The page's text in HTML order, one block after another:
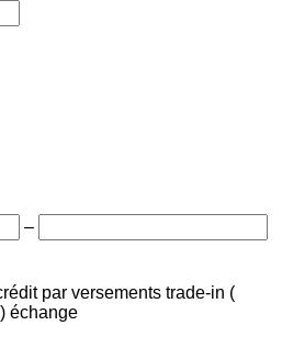
–
par versements trade-in (
échange